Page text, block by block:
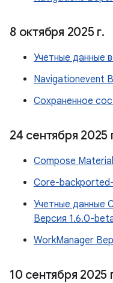
8 октября 2025 г.
Учетные данные
Navigationevent
Сохраненное
24 сентября 2025
Compose
Core-
Учетные данные
Версия 1.6.0-
WorkManager
10 сентября 2025